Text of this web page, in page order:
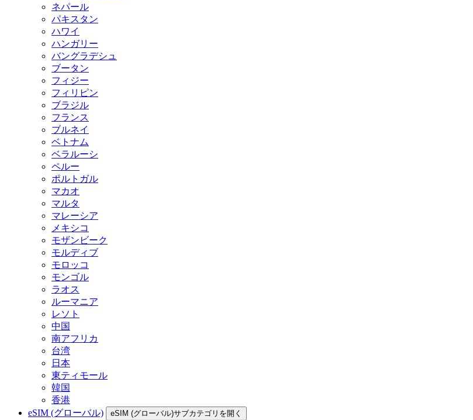
ネパール
パキスタン
ハワイ
ハンガリー
バングラデシュ
ブータン
フィジー
フィリピン
ブラジル
フランス
ブルネイ
ベトナム
ベラルーシ
ペルー
ポルトガル
マカオ
マルタ
マレーシア
メキシコ
モザンビーク
モルディブ
モロッコ
モンゴル
ラオス
ルーマニア
レソト
中国
南アフリカ
台湾
日本
東ティモール
韓国
香港
eSIM (グローバル)
eSIM (グローバル)サブカテゴリを開く